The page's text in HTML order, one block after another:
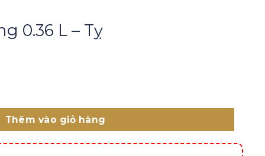
0.36 L – Tỵ
Thêm vào giỏ hàng